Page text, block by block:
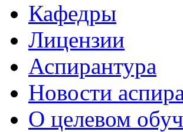
Кафедры
Лицензии
Аспирантура
Новости
О целевом